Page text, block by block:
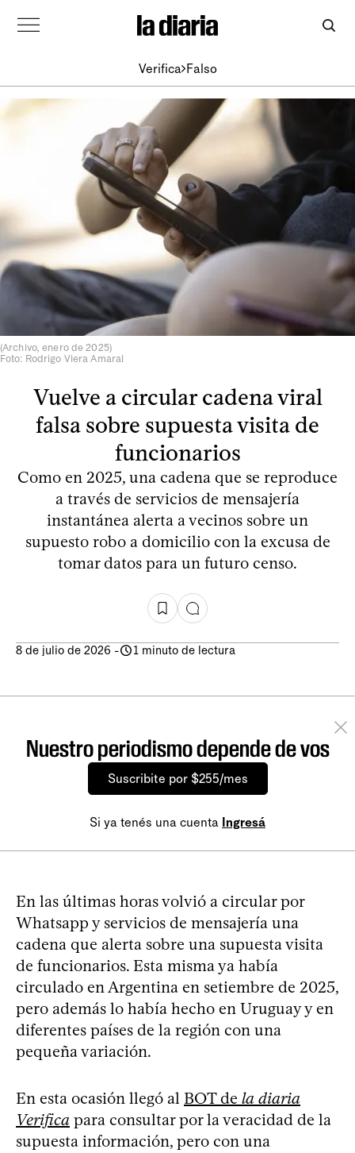
Verifica Falso
(Archivo, enero de 2025)
Foto: Rodrigo Viera Amaral
Vuelve a circular cadena viral
falsa sobre supuesta visita de
funcionarios
Como en 2025, una cadena que se reproduce
a través de servicios de mensajería
instantánea alerta a vecinos sobre un
supuesto robo a domicilio con la excusa de
tomar datos para un futuro censo.
8 de julio de 2026 - 1 minuto de lectura
Nuestro periodismo depende de vos
Suscribite por $255/mes
Si ya tenés una cuenta Ingresá
En las últimas horas volvió a circular por
Whatsapp y servicios de mensajería una
cadena que alerta sobre una supuesta visita
de funcionarios. Esta misma ya había
circulado en Argentina en setiembre de 2025,
pero además lo había hecho en Uruguay y en
diferentes países de la región con una
pequeña variación.
En esta ocasión llegó al BOT de la diaria
Verifica para consultar por la veracidad de la
supuesta información, pero con una